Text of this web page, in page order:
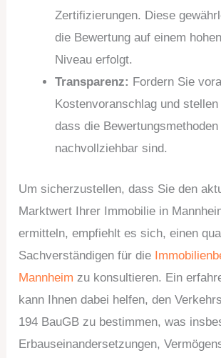
Zertifizierungen. Diese
die Bewertung auf einem
Niveau erfolgt.
Transparenz: Fordern Sie
Kostenvoranschlag und
dass die Bewertungsmethoden
nachvollziehbar sind.
Um sicherzustellen, dass Sie den
Marktwert Ihrer Immobilie in
ermitteln, empfiehlt es sich, einen
Sachverständigen für die
Mannheim zu konsultieren. Ein
kann Ihnen dabei helfen, den
194 BauGB zu bestimmen, was
Erbauseinandersetzungen,